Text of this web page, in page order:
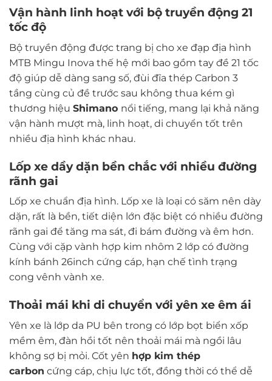
Vận hành linh hoạt với bộ truyền động 21
tốc độ
Bộ truyền động được trang bị cho xe đạp địa hình
MTB Mingu Inova thế hệ mới bao gồm tay đề 21 tốc
độ giúp dễ dàng sang số, đùi đĩa thép Carbon 3
tầng cùng củ đề trước sau không thua kém gì
thương hiệu Shimano nổi tiếng, mang lại khả năng
vận hành mượt mà, linh hoạt, di chuyển tốt trên
nhiều địa hình khác nhau.
Lốp xe dầy dặn bền chắc với nhiều đường
rãnh gai
Lốp xe chuẩn địa hình. Lốp xe là loại có săm nên dày
dặn, rất là bền, tiết diện lớn đặc biệt có nhiều đường
rãnh gai để tăng ma sát, đi bám đường và êm hơn.
Cùng với cặp vành hợp kim nhôm 2 lớp có đường
kính bánh 26inch cứng cáp, hạn chế tình trạng
cong vênh vành xe.
Thoải mái khi di chuyển với yên xe êm ái
Yên xe là lớp da PU bên trong có lớp bọt biển xốp
mềm êm, đàn hồi tốt nên thoải mái mà ngồi lâu
không sợ bị mỏi. Cốt yên hợp kim thép
carbon cứng cáp, chịu lực tốt, đồng thời có thể dễ